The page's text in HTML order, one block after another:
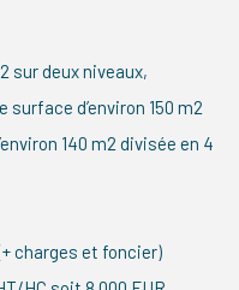
sur deux niveaux,
d’environ 150 m2
140 m2 divisée en 4
charges et foncier)